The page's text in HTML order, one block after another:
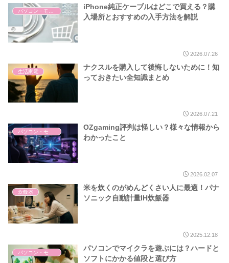
iPhone純正ケーブルはどこで買える？購
入場所とおすすめの入手方法を解説
2026.07.26
生活家電
ナクスルを購入して後悔しないために！知
っておきたい全知識まとめ
2026.07.21
パソコン・モバイル
OZgaming評判は怪しい？様々な情報から
わかったこと
2026.02.07
炊飯器
米を炊くのがめんどくさい人に最適！パナ
ソニック自動計量IH炊飯器
2025.12.18
パソコンでマイクラを遊ぶには？ハードと
ソフトにかかる値段と選び方